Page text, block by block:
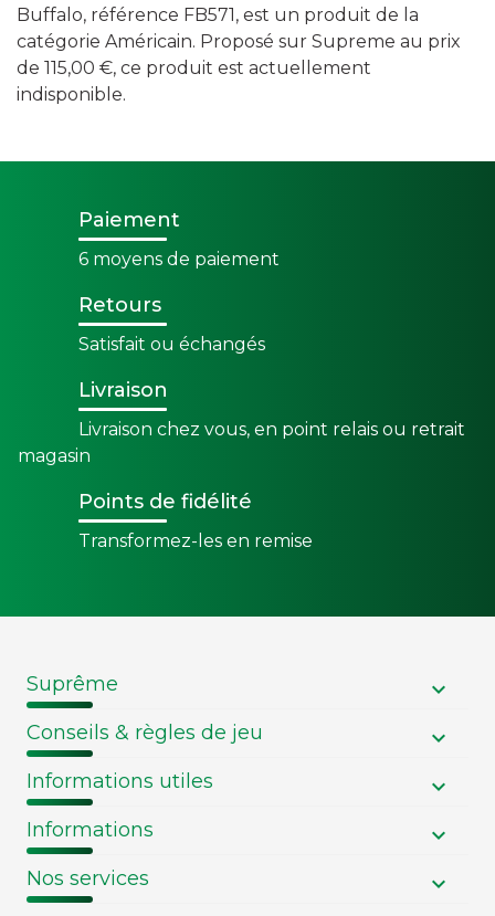
Buffalo, référence FB571, est un produit de la
catégorie Américain. Proposé sur Supreme au prix
de 115,00 €, ce produit est actuellement
indisponible.
Paiement
6 moyens de paiement
Retours
Satisfait ou échangés
Livraison
Livraison chez vous, en point relais ou retrait
magasin
Points de fidélité
Transformez-les en remise
Suprême
Conseils & règles de jeu
Informations utiles
Informations
Nos services